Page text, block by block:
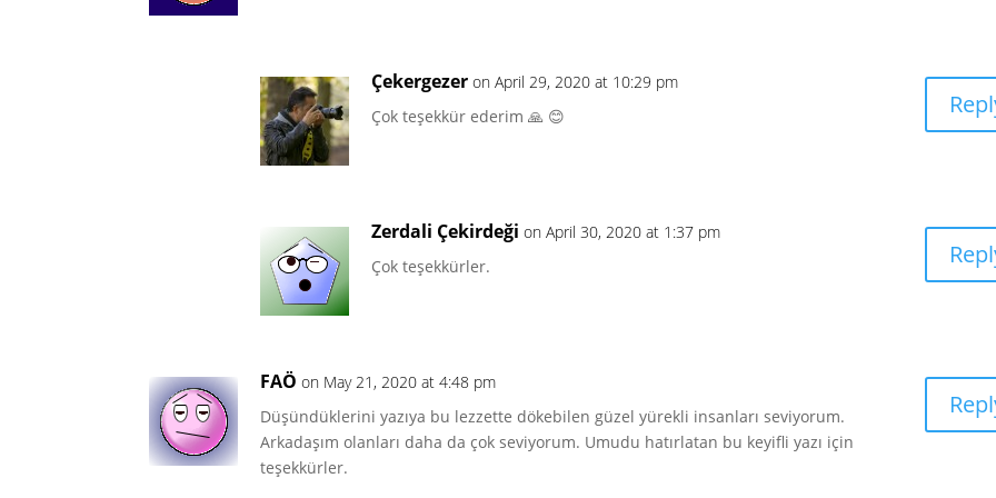
Çekergezer on April 29, 2020 at 10:29 pm
Çok teşekkür ederim 🙏 😊
Zerdali Çekirdeği on April 30, 2020 at 1:37 pm
Çok teşekkürler.
FAÖ on May 21, 2020 at 4:48 pm
Düşündüklerini yazıya bu lezzette dökebilen güzel yürekli insanları seviyorum.
Arkadaşım olanları daha da çok seviyorum. Umudu hatırlatan bu keyifli yazı için
teşekkürler.